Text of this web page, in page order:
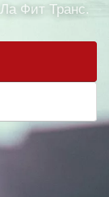
Фит Транс.